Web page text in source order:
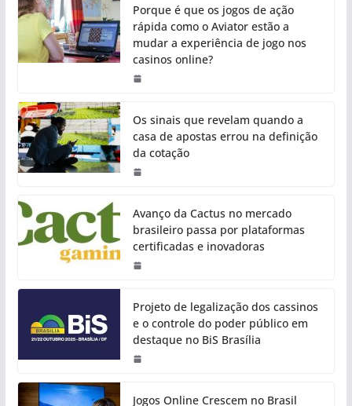
Porque é que os jogos de ação
rápida como o Aviator estão a
mudar a experiência de jogo nos
casinos online?
Os sinais que revelam quando a
casa de apostas errou na definição
da cotação
Avanço da Cactus no mercado
brasileiro passa por plataformas
certificadas e inovadoras
Projeto de legalização dos cassinos
e o controle do poder público em
destaque no BiS Brasília
Jogos Online Crescem no Brasil